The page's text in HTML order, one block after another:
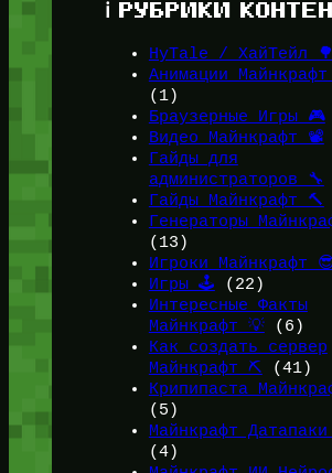
ℹ️ РУБРИКИ
HyTale / ХайТейл 🌳
Анимации
(1)
Браузерные Игры 🎮
Видео Майнкрафт 📽️
Гайды для
администраторов 🔧
Гайды Майнкрафт 🔨
Генераторы
(13)
Игроки Майнкрафт
Игры 🕹️ (22)
Интересные Факты
Майнкрафт 💡(6)
Как создать сервер
Майнкрафт ⛏️ (41)
Крипипаста
(5)
Майнкрафт
(4)